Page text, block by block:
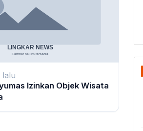
lalu
Izinkan Objek Wisata